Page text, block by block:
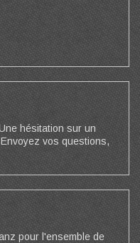
hésitation sur un
vos questions,
pour l'ensemble de